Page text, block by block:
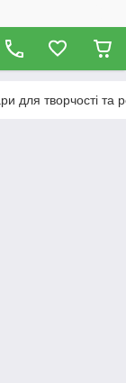
для творчості та